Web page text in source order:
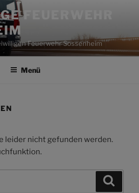
FEUERWEHR
Feuerwehr Sossenheim
Menü
leider nicht gefunden werden.